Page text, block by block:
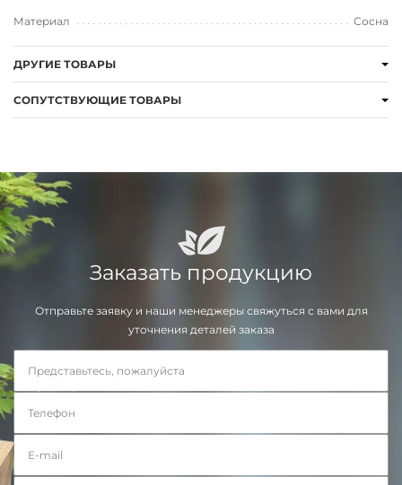
Материал Сосна
ДРУГИЕ ТОВАРЫ
СОПУТСТВУЮЩИЕ ТОВАРЫ
Заказать продукцию
Отправьте заявку и наши менеджеры свяжуться с вами для
уточнения деталей заказа